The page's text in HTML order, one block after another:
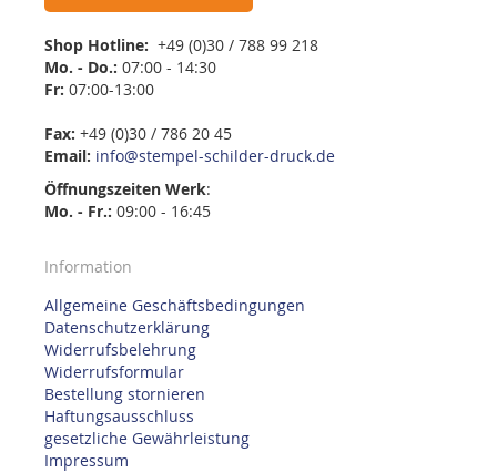
Shop Hotline: +49 (0)30 / 788 99 218
Mo. - Do.: 07:00 - 14:30
Fr: 07:00-13:00
Fax: +49 (0)30 / 786 20 45
Email: info@stempel-schilder-druck.de
Öffnungszeiten Werk:
Mo. - Fr.: 09:00 - 16:45
Information
Allgemeine Geschäftsbedingungen
Datenschutzerklärung
Widerrufsbelehrung
Widerrufsformular
Bestellung stornieren
Haftungsausschluss
gesetzliche Gewährleistung
Impressum